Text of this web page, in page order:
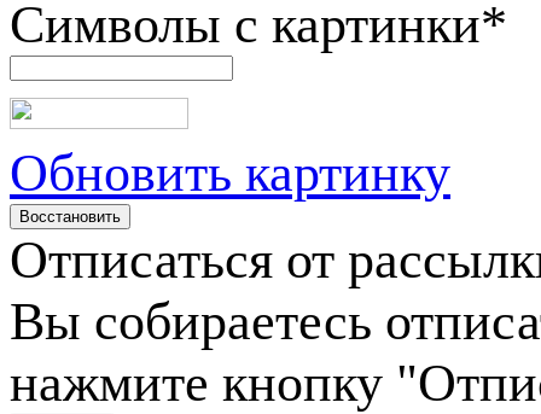
Символы с картинки*
Обновить картинку
Отписаться от
Вы собираетесь
нажмите кнопку